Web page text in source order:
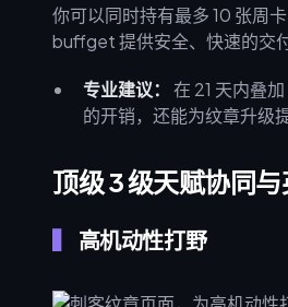
你可以同时持有最多 10 张周
buffget 提供安全、快速的交付
专业建议：
在 21 天内叠
的开销，还能为纹章升级
顶级 3 级天赋协同
高机动性打野